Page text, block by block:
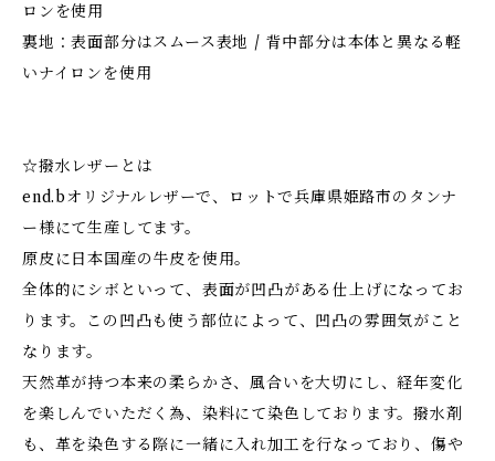
ロンを使用
裏地：表面部分はスムース表地 / 背中部分は本体と異なる軽
いナイロンを使用
☆撥水レザーとは
end.bオリジナルレザーで、ロットで兵庫県姫路市のタンナ
ー様にて生産してます。
原皮に日本国産の牛皮を使用。
全体的にシボといって、表面が凹凸がある仕上げになってお
ります。この凹凸も使う部位によって、凹凸の雰囲気がこと
なります。
天然革が持つ本来の柔らかさ、風合いを大切にし、経年変化
を楽しんでいただく為、染料にて染色しております。撥水剤
も、革を染色する際に一緒に入れ加工を行なっており、傷や